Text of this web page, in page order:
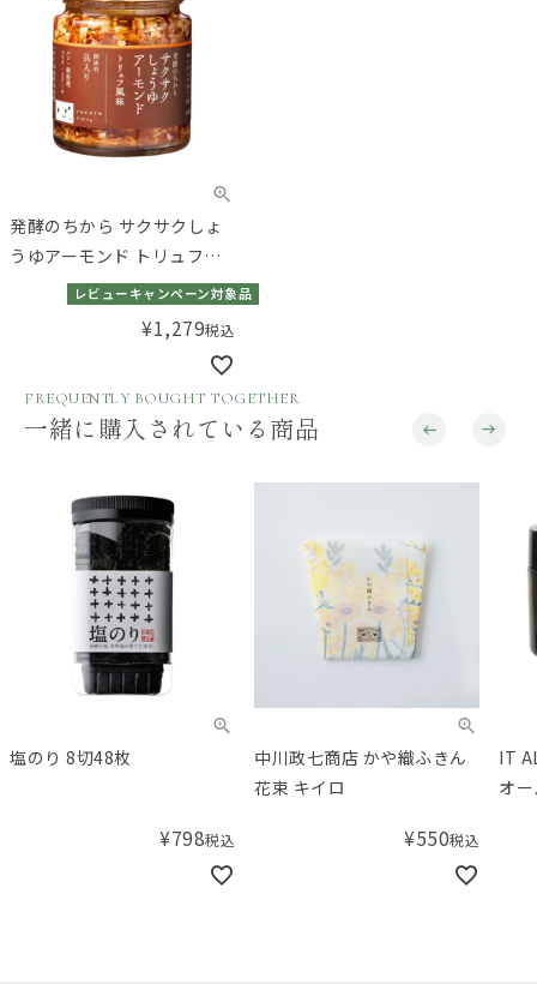
発酵のちから サクサクしょ
うゆアーモンド トリュフ風
レビューキャンペーン対象品
¥1,279税込
FREQUENTLY BOUGHT TOGETHER
一緒に購入されている商品
塩のり 8切48枚
¥798税込
中川政七商店 かや織ふきん
花束 キイロ
¥550税込
IT
オ